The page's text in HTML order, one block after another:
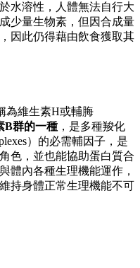
水溶性，人體無法自行大
少量生物素，但因合成量
因此仍得藉由飲食獲取其
為維生素H或輔脢
B群的一種 ，是多種羧化
）的必需輔因子，是
色，並也能協助蛋白質合
體內各種生理機能運作，
持身體正常生理機能不可